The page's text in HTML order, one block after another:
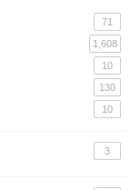
71
1,608
10
130
10
3